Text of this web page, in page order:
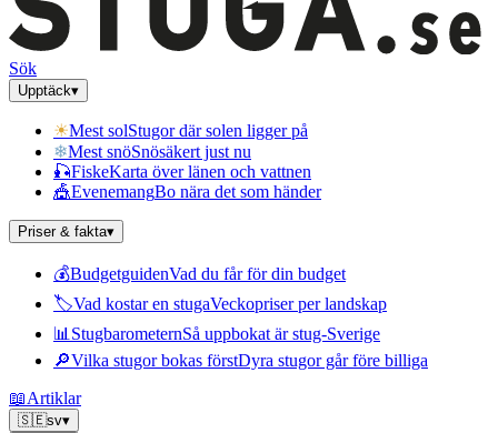
Sök
Upptäck▾
☀Mest solStugor där solen ligger på
❄Mest snöSnösäkert just nu
🎣FiskeKarta över länen och vattnen
🎪EvenemangBo nära det som händer
Priser & fakta▾
💰BudgetguidenVad du får för din budget
🏷Vad kostar en stugaVeckopriser per landskap
📊 StugbarometernSå uppbokat är stug-Sverige
🔎Vilka stugor bokas förstDyra stugor går före billiga
📖Artiklar
🇸🇪sv▾